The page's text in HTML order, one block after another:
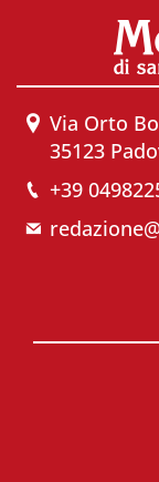
Via Orto
35123
+39